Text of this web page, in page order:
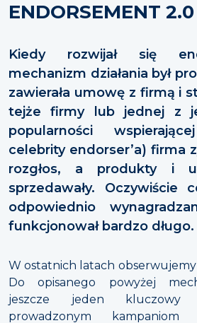
ENDORSEMENT 2.0
Kiedy rozwijał się
mechanizm działania był
zawierała umowę z firmą i
tejże firmy lub jednej z
popularności
celebrity endorser’a) firma
rozgłos, a produkty i
sprzedawały. Oczywiście
odpowiednio
funkcjonował bardzo długo.
W ostatnich latach
Do opisanego powyżej
jeszcze jeden kluczowy
prowadzonym